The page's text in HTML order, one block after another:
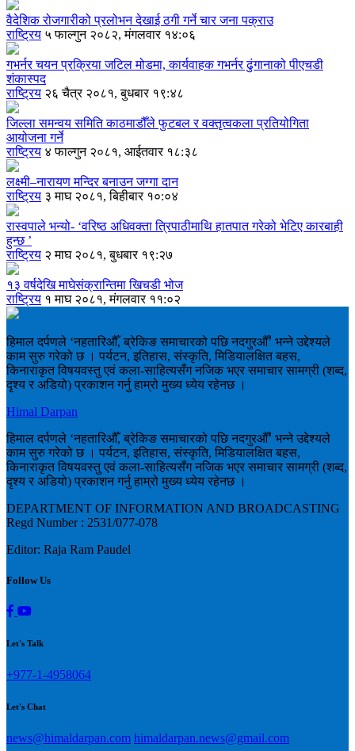
वैदेशिक रोजगारीको प्रलोभन देखाई ठगी गर्ने चार जना पक्राउ
राष्ट्रिय ५ फाल्गुन २०८२, मंगलवार १४:०६
गभर्नर चयन प्रक्रिया जटिल मोडमा, कार्यवाहक गभर्नर ढुंगानाको पीएचडी
शंकास्पद
राष्ट्रिय २६ चैत्र २०८१, बुधबार १९:४८
जिल्ला समन्वय समिति काठमाडौँले फुटबल र वक्तृत्वकला प्रतियोगिता
आयोजना गर्ने
राष्ट्रिय ४ फाल्गुन २०८१, आईतवार १८:३८
लक्ष्मी–नारायण मन्दिर बनाउन जग्गा दान
राष्ट्रिय ३ माघ २०८१, बिहीबार १०:०४
रास्वपाले भन्यो- ‘वरिष्ठ अधिवक्ता त्रिपाठीमाथि हातपात गरेको भेटिए कारबाही
हुन्छ ’
राष्ट्रिय २ माघ २०८१, बुधबार १९:२७
१३ वर्षदेखि माघेसंक्रान्तिमा खिचडी भोज
राष्ट्रिय १ माघ २०८१, मंगलवार ११:०२
हिमाल दर्पणले ‘नहतारिऔँ, ब्रेकिङ समाचारको पछि नदगुरऔँ’ भन्ने उद्देश्यले
काम सुरु गरेको छ । पर्यटन, इतिहास, संस्कृति, मिडियालक्षित बहस,
किनाराकृत विषयवस्तु एवं कला-साहित्यसँग नजिक भएर समाचार सामग्री (शब्द,
दृश्य र अडियो) प्रकाशन गर्नु हाम्रो मुख्य ध्येय रहेनछ ।
Himal Darpan
हिमाल दर्पणले ‘नहतारिऔँ, ब्रेकिङ समाचारको पछि नदगुरऔँ’ भन्ने उद्देश्यले
काम सुरु गरेको छ । पर्यटन, इतिहास, संस्कृति, मिडियालक्षित बहस,
किनाराकृत विषयवस्तु एवं कला-साहित्यसँग नजिक भएर समाचार सामग्री (शब्द,
दृश्य र अडियो) प्रकाशन गर्नु हाम्रो मुख्य ध्येय रहेनछ ।
DEPARTMENT OF INFORMATION AND BROADCASTING
Regd Number : 2531/077-078
Editor: Raja Ram Paudel
Follow Us
Let's Talk
+977-1-4958064
Let's Chat
news@himaldarpan.com himaldarpan.news@gmail.com